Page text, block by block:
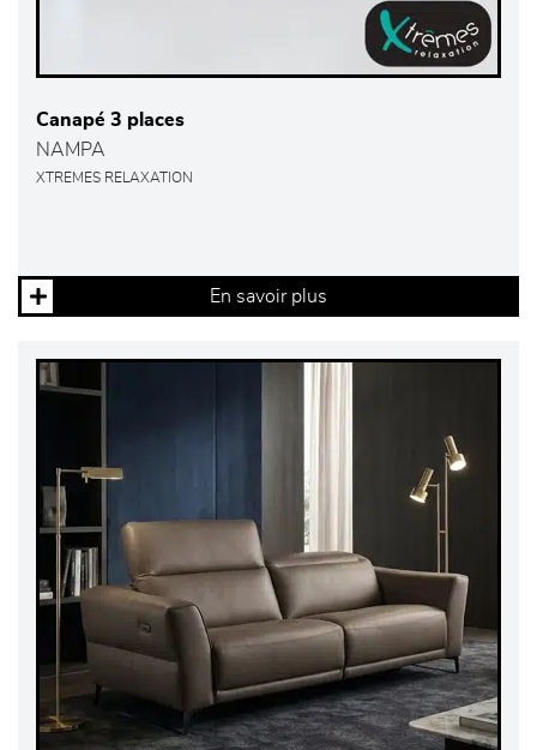
Canapé 3 places
NAMPA
XTREMES RELAXATION
En savoir plus